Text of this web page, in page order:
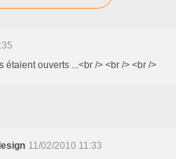
étaient ouverts ...<br /> <br /> <br />
11/02/2010 11:33